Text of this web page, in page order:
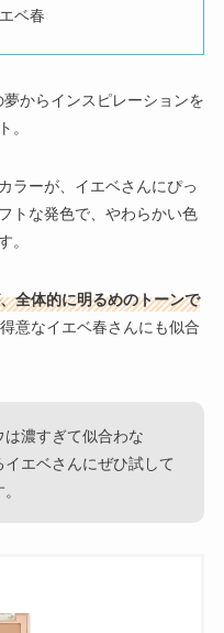
ベ春
からインスピレーションを
ラーが、イエベさんにぴっ
トな発色で、やわらかい色
全体的に明るめのトーンで
意なイエベ春さんにも似合
濃すぎて似合わな
エベさんにぜひ試して